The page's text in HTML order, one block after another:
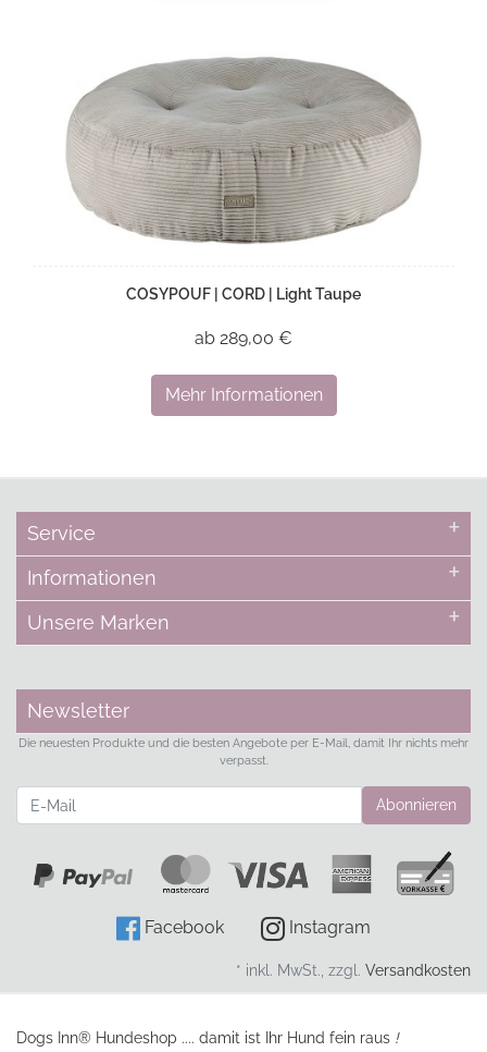
COSYPOUF | CORD | Light Taupe
ab 289,00 €
Mehr Informationen
Service
Informationen
Unsere Marken
Newsletter
Die neuesten Produkte und die besten Angebote per E-Mail, damit Ihr nichts mehr
verpasst.
Abonnieren
Facebook Instagram
* inkl. MwSt., zzgl. Versandkosten
Dogs Inn® Hundeshop .... damit ist Ihr Hund fein raus !